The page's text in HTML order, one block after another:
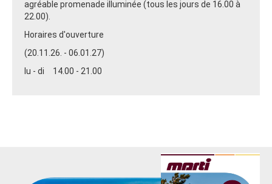
agréable promenade illuminée (tous les jours de 16.00 à
22.00).
Horaires d'ouverture
(20.11.26. - 06.01.27)
lu - di 14.00 - 21.00